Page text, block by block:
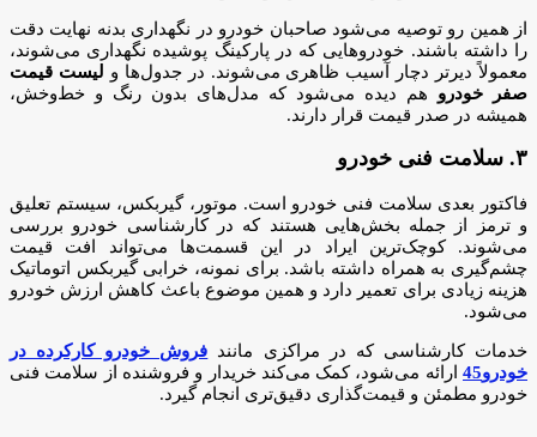
از همین رو توصیه می‌شود صاحبان خودرو در نگهداری بدنه نهایت دقت
را داشته باشند. خودروهایی که در پارکینگ پوشیده نگهداری می‌شوند،
معمولاً دیرتر دچار آسیب ظاهری می‌شوند. در جدول‌ها و لیست قیمت
صفر خودرو هم دیده می‌شود که مدل‌های بدون رنگ و خط‌وخش،
همیشه در صدر قیمت قرار دارند.
۳. سلامت فنی خودرو
فاکتور بعدی سلامت فنی خودرو است. موتور، گیربکس، سیستم تعلیق
و ترمز از جمله بخش‌هایی هستند که در کارشناسی خودرو بررسی
می‌شوند. کوچک‌ترین ایراد در این قسمت‌ها می‌تواند افت قیمت
چشم‌گیری به همراه داشته باشد. برای نمونه، خرابی گیربکس اتوماتیک
هزینه زیادی برای تعمیر دارد و همین موضوع باعث کاهش ارزش خودرو
می‌شود.
خدمات کارشناسی که در مراکزی مانند فروش خودرو کارکرده در
خودرو45
ارائه می‌شود، کمک می‌کند خریدار و فروشنده از سلامت فنی
خودرو مطمئن و قیمت‌گذاری دقیق‌تری انجام گیرد.